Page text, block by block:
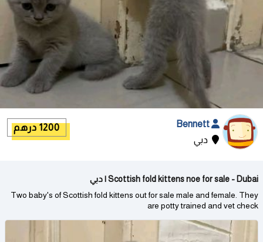
دبي
1200 درهم
Scottish fold kittens noe for sale - Dubai | دبي
Two baby's of Scottish fold kittens out for sale male and female. They
are potty trained and vet check